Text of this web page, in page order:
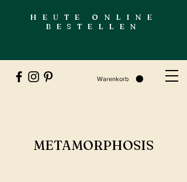
HEUTE ONLINE
BESTELLEN
Warenkorb
METAMORPHOSIS